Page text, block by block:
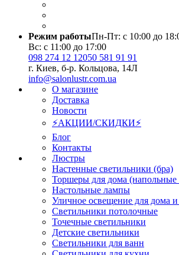
Режим работыПн-Пт: с 10:00 до
Вс: с 11:00 до 17:00
098 274 12 12050 581 91 91
г. Киев, б-р. Кольцова, 14Л
info@salonlustr.com.ua
О магазине
Доставка
Новости
⚡АКЦИИ/СКИДКИ⚡
Блог
Контакты
Люстры
Настенные светильники (бра)
Торшеры для дома (напольные
Настольные лампы
Уличное освещение для дома и
Светильники потолочные
Точечные светильники
Детские светильники
Светильники для ванн